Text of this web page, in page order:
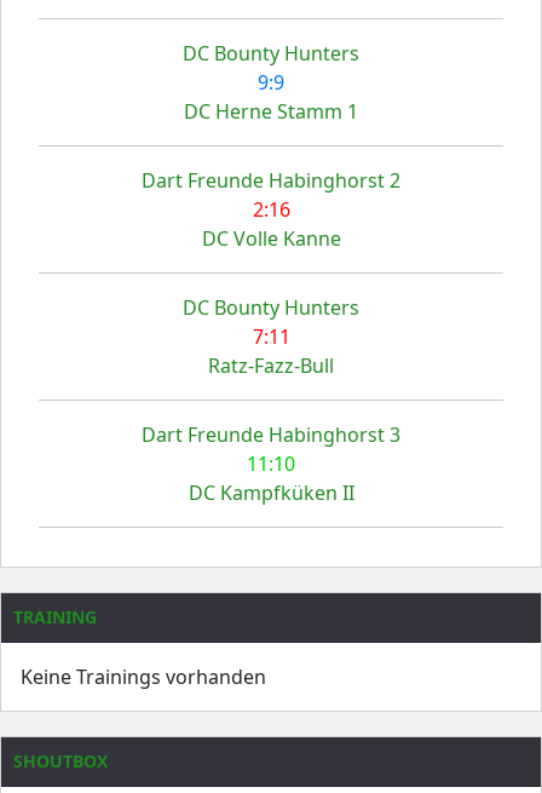
DC Bounty Hunters
9:9
DC Herne Stamm 1
Dart Freunde Habinghorst 2
2:16
DC Volle Kanne
DC Bounty Hunters
7:11
Ratz-Fazz-Bull
Dart Freunde Habinghorst 3
11:10
DC Kampfküken II
TRAINING
Keine Trainings vorhanden
SHOUTBOX